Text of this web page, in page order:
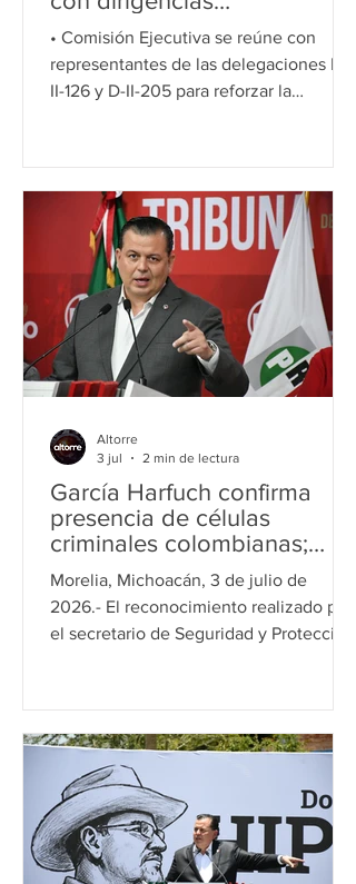
delegacionales de
Tarímbaro
• Comisión Ejecutiva se reúne con
representantes de las delegaciones D-
II-126 y D-II-205 para reforzar la
ejes para la defensa de los derechos
del magisterio. Tarímbaro, Mich. 7 de
julio 2026- La Comisión Ejecutiva de la
Sección 18 del Sindicato Nacional de
Trabajadores de la Educación (SNTE)
sostuvo una reunión de presentación y
trabajo con los Comités Ejecutivos
Delegacionales de las delegaciones D-
II-
García Harfuch confirma
presencia de células
criminales colombianas;
Bedolla fue permisivo, acusa
Memo Valencia.
Morelia, Michoacán, 3 de julio de
2026.- El reconocimiento realizado por
el secretario de Seguridad y Protección
organizado con participación de
ciudadanos colombianos y la presencia
de un grupo criminal en la zona sur de
Morelia reavivó las críticas de la
oposición sobre la estrategia de
seguridad en Michoacán. Tras las
declaraciones del funcionario federal,
Altorre
3 jul
2 min de lectura